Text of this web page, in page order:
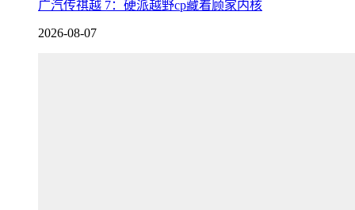
广汽传祺越 7：硬派越野cp藏着顾家内核
2026-08-07